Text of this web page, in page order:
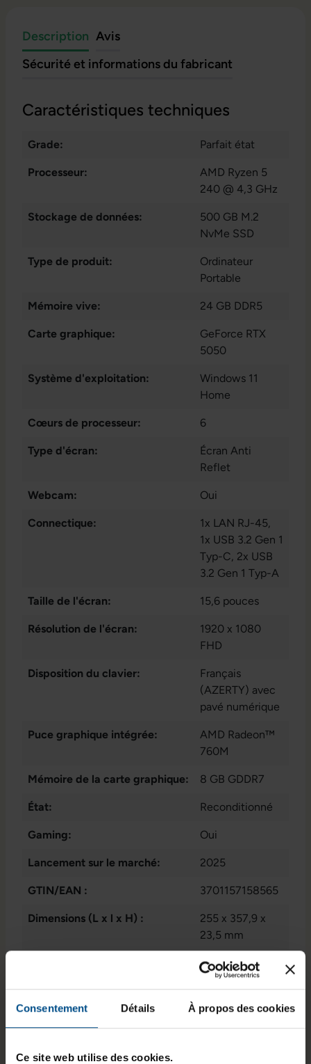
Consentement Détails À propos des cookies
Ce site web utilise des cookies.
Description Avis
Sécurité et informations du fabricant
Informations sur le produit
Caractéristiques techniques
Grade: Parfait état
Processeur:
AMD Ryzen 5
240 @ 4,3 GHz
Stockage de données:
500 GB M.2
NvMe SSD
Type de produit:
Ordinateur
Portable
Mémoire vive: 24 GB DDR5
Carte graphique:
GeForce RTX
5050
Système d'exploitation:
Windows 11
Home
Cœurs de processeur: 6
Type d'écran:
Écran Anti
Reflet
Webcam: Oui
Connectique: 1x LAN RJ-45,
1x USB 3.2 Gen 1
Typ-C, 2x USB
3.2 Gen 1 Typ-A
Taille de l'écran: 15,6 pouces
Résolution de l'écran:
1920 x 1080
FHD
Disposition du clavier:
Français
(AZERTY) avec
pavé numérique
Puce graphique intégrée:
AMD Radeon™
760M
Mémoire de la carte graphique: 8 GB GDDR7
État: Reconditionné
Gaming: Oui
Lancement sur le marché: 2025
GTIN/EAN : 3701157158565
Dimensions (L x l x H) :
255 x 357,9 x
23,5 mm
2,29 kg